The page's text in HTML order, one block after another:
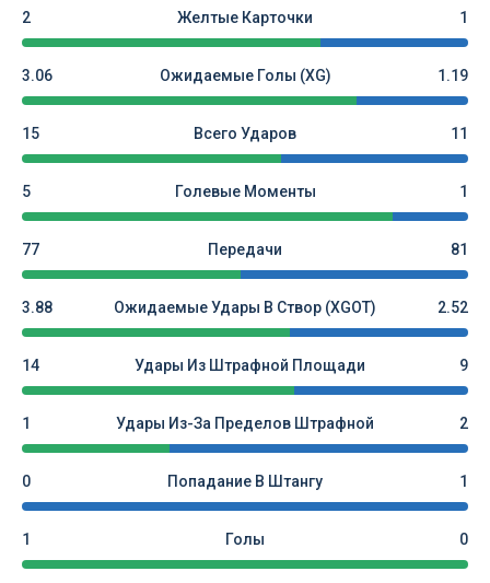
2 Желтые Карточки 1
3.06 Ожидаемые Голы (xG) 1.19
15 Всего Ударов 11
5 Голевые Моменты 1
77 Передачи 81
3.88 Ожидаемые Удары В Створ (xGOT) 2.52
14 Удары Из Штрафной Площади 9
1 Удары Из-За Пределов Штрафной 2
0 Попадание В Штангу 1
1 Голы 0